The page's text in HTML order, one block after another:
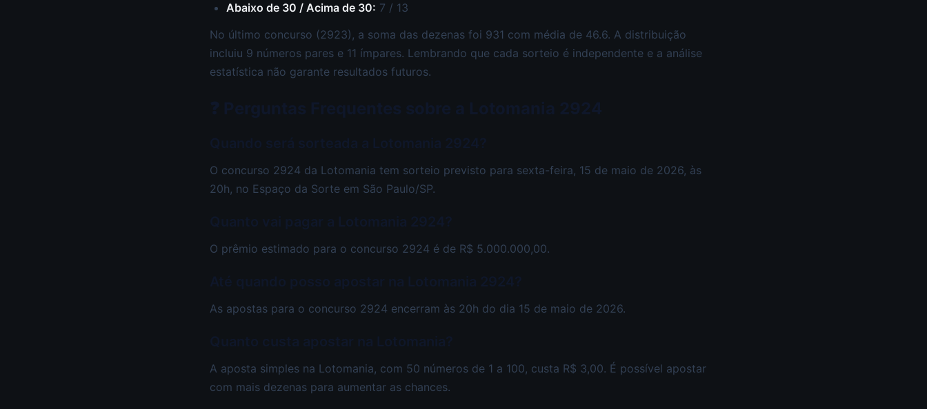
Abaixo de 30 / Acima de 30: 7 / 13
No último concurso (2923), a soma das dezenas foi 931 com média de 46.6. A distribuição
incluiu 9 números pares e 11 ímpares. Lembrando que cada sorteio é independente e a análise
estatística não garante resultados futuros.
O concurso 2924 da Lotomania tem sorteio previsto para sexta-feira, 15 de maio de 2026, às
20h, no Espaço da Sorte em São Paulo/SP.
O prêmio estimado para o concurso 2924 é de R$ 5.000.000,00.
As apostas para o concurso 2924 encerram às 20h do dia 15 de maio de 2026.
A aposta simples na Lotomania, com 50 números de 1 a 100, custa R$ 3,00. É possível apostar
com mais dezenas para aumentar as chances.